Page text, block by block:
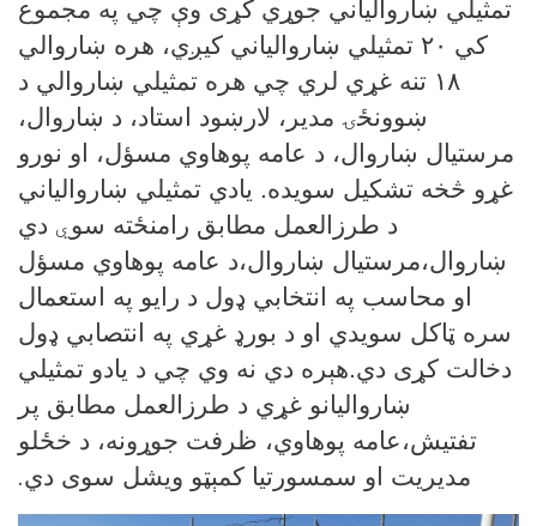
تمثیلي ښاروالیاني جوړي کړی وې چي په مجموع
کي ۲۰ تمثیلي ښاروالیاني کیږي،
هره ښاروالي
۱۸ تنه غړي لري چي هره تمثیلي ښاروالي د
ښوونځۍ مدیر، لارښود استاد، د ښاروال،
مرستیال ښاروال، د عامه پوهاوي مسؤل، او نورو
غړو څخه تشکیل سویده. یادي تمثیلي ښاروالياني
د طرزالعمل مطابق رامنځته سوي دي
ښاروال،مرستیال ښاروال،د عامه پوهاوي مسؤل
او محاسب په انتخابي ډول د رایو په استعمال
سره ټاکل سویدي او د بورډ غړي په انتصابي ډول
دخالت کړی دي.هېره دي نه وي چي د یادو تمثیلي
ښاروالیانو غړي د طرزالعمل مطابق پر
تفتیش،عامه پوهاوي، ظرفت جوړونه، د خځلو
مدیریت او سمسورتیا کمېټو ویشل سوی دي.